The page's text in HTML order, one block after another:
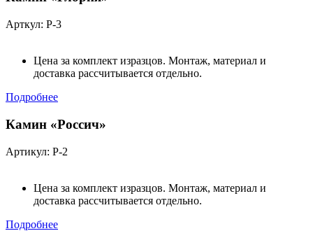
Арткул: Р-3
Цена за комплект изразцов. Монтаж, материал и
доставка рассчитывается отдельно.
Подробнее
Камин «Россич»
Артикул: Р-2
Цена за комплект изразцов. Монтаж, материал и
доставка рассчитывается отдельно.
Подробнее